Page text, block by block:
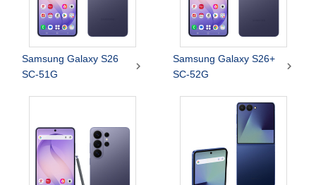
Samsung Galaxy S26
SC-51G

Samsung Galaxy S26+
SC-52G
